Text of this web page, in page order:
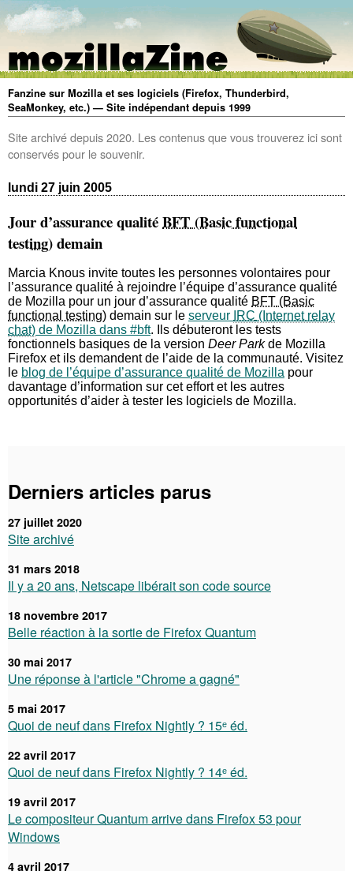
Fanzine sur Mozilla et ses logiciels (Firefox, Thunderbird,
SeaMonkey, etc.) — Site indépendant depuis 1999
Site archivé depuis 2020. Les contenus que vous trouverez ici sont
conservés pour le souvenir.
lundi 27 juin 2005
Jour d’assurance qualitéBFT
demain
Marcia Knous invite toutes les personnes volontaires pour
l’assurance qualité à rejoindre l’équipe d’assurance qualité
de Mozilla pour un jour d’assurance qualité BFT
demain sur le serveur IRC
de Mozilla dans #bft. Ils débuteront les tests
fonctionnels basiques de la version Deer Parkde Mozilla
Firefox et ils demandent de l’aide de la communauté. Visitez
le blog de l’équipe d’assurance qualité de Mozilla pour
davantage d’information sur cet effort et les autres
opportunités d’aider à tester les logiciels de Mozilla.
Derniers articles parus
27 juillet 2020
Site archivé
31 mars 2018
Il y a 20 ans, Netscape libérait son code source
18 novembre 2017
Belle réaction à la sortie de Firefox Quantum
30 mai 2017
Une réponse à l'article "Chrome a gagné"
5 mai 2017
Quoi de neuf dans Firefox Nightly ? 15ᵉ éd.
22 avril 2017
Quoi de neuf dans Firefox Nightly ? 14ᵉ éd.
19 avril 2017
Le compositeur Quantum arrive dans Firefox 53 pour
Windows
4 avril 2017